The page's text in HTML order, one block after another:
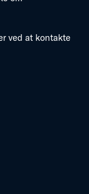
ved at kontakte